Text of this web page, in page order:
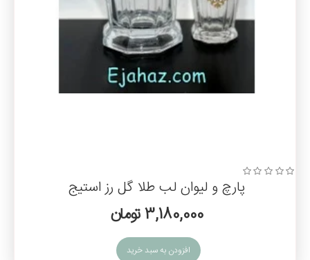
چی بخرم ؟
یک دست پارچ و لیوان برای مصرف شخصی(خانوادگی) که پیشنهاد ما برند
پاشاباغچه یا لومینارک است و دو دست برای پذیرایی در مراسمات که از
برندهای چینی و کریستال چک تهیه شود بسیار مناسب خواهد بود.
پارچ و لیوان لب طلا گل رز استیج
3,180,000 تومان
افزودن به سبد خرید